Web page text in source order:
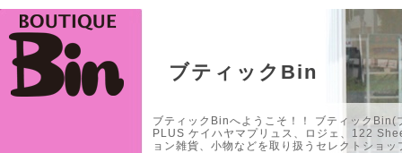
ブティックBin
ブティックBinへようこそ！！ ブティック
PLUS ケイハヤマプリュス、ロジェ、122
ョン雑貨、小物などを取り扱うセレクトショ